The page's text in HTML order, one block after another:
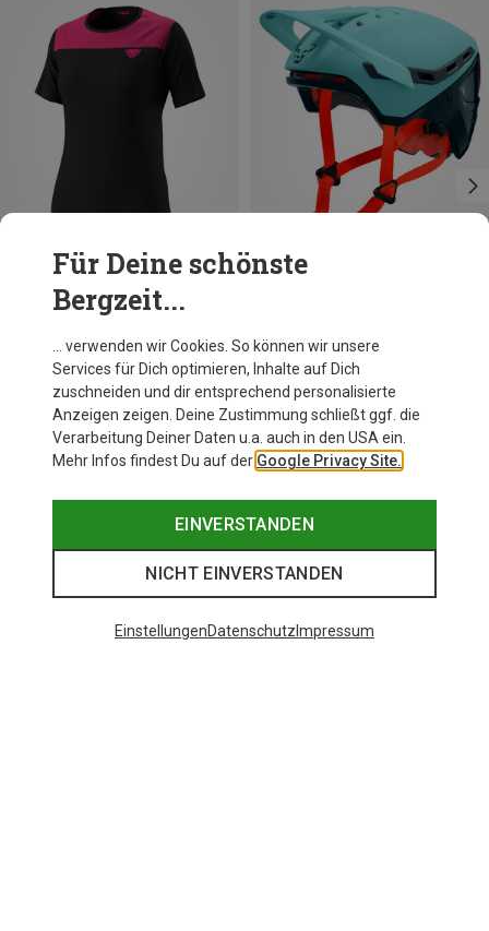
Du sparst 34%
Dynafit
TLT Fahrradhelm
150,50 €
Für Deine schönste
Bergzeit...
… verwenden wir Cookies. So können wir unsere
Services für Dich optimieren, Inhalte auf Dich
zuschneiden und dir entsprechend personalisierte
Anzeigen zeigen. Deine Zustimmung schließt ggf. die
Verarbeitung Deiner Daten u.a. auch in den USA ein.
Mehr Infos findest Du auf der Google Privacy Site.
EINVERSTANDEN
NICHT EINVERSTANDEN
EinstellungenDatenschutz Impressum